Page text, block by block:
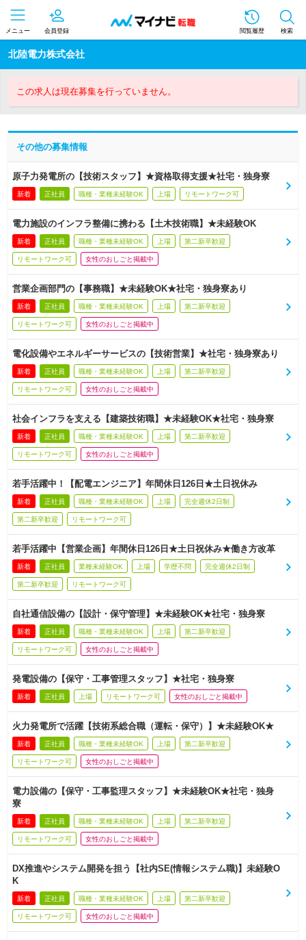
メニュー 会員登録 閲覧履歴 検索
北陸電力株式会社
この求人は現在募集を行っていません。
その他の募集情報
原子力発電所の【技術スタッフ】★資格取得支援★社宅・独身寮
新着 正社員 職種・業種未経験OK 上場 リモートワーク可
電力施設のインフラ整備に携わる【土木技術職】★未経験OK
新着 正社員 職種・業種未経験OK 上場 第二新卒歓迎
リモートワーク可 女性のおしごと掲載中
営業企画部門の【事務職】★未経験OK★社宅・独身寮あり
新着 正社員 職種・業種未経験OK 上場 第二新卒歓迎
リモートワーク可 女性のおしごと掲載中
電化設備やエネルギーサービスの【技術営業】★社宅・独身寮あり
新着 正社員 職種・業種未経験OK 上場 第二新卒歓迎
リモートワーク可 女性のおしごと掲載中
社会インフラを支える【建築技術職】★未経験OK★社宅・独身寮
新着 正社員 職種・業種未経験OK 上場 第二新卒歓迎
リモートワーク可 女性のおしごと掲載中
若手活躍中！【配電エンジニア】年間休日126日★土日祝休み
新着 正社員 職種・業種未経験OK 上場 完全週休2日制
第二新卒歓迎 リモートワーク可
若手活躍中【営業企画】年間休日126日★土日祝休み★働き方改革
新着 正社員 業種未経験OK 上場 学歴不問 完全週休2日制
第二新卒歓迎 リモートワーク可
自社通信設備の【設計・保守管理】★未経験OK★社宅・独身寮
新着 正社員 職種・業種未経験OK 上場 第二新卒歓迎
リモートワーク可 女性のおしごと掲載中
発電設備の【保守・工事管理スタッフ】★社宅・独身寮
新着 正社員 上場 リモートワーク可 女性のおしごと掲載中
火力発電所で活躍【技術系総合職（運転・保守）】★未経験OK★
新着 正社員 職種・業種未経験OK 上場 第二新卒歓迎
リモートワーク可 女性のおしごと掲載中
電力設備の【保守・工事監理スタッフ】★未経験OK★社宅・独身
寮
新着 正社員 職種・業種未経験OK 上場 第二新卒歓迎
リモートワーク可 女性のおしごと掲載中
DX推進やシステム開発を担う【社内SE(情報システム職)】未経験O
K
新着 正社員 職種・業種未経験OK 上場 第二新卒歓迎
リモートワーク可 女性のおしごと掲載中